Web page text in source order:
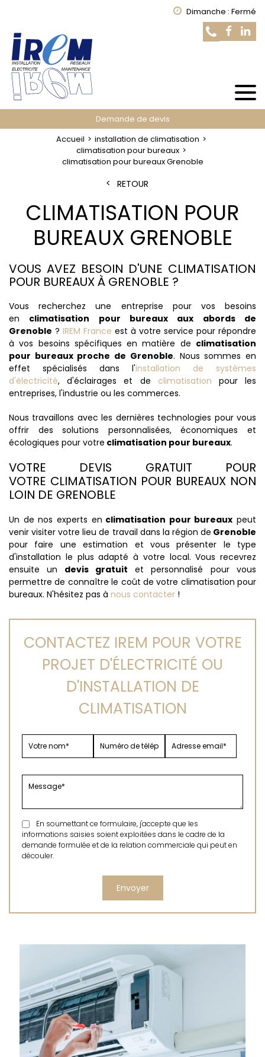
Dimanche : Fermé
Demande de devis
Accueil
installation de climatisation
climatisation pour bureaux
climatisation pour bureaux Grenoble
RETOUR
CLIMATISATION POUR
BUREAUX GRENOBLE
VOUS AVEZ BESOIN D'UNE CLIMATISATION
POUR BUREAUX À GRENOBLE ?
Vous recherchez une entreprise pour vos besoins
en climatisation pour bureaux aux abords de
Grenoble ? IREM France est à votre service pour répondre
à vos besoins spécifiques en matière de climatisation
pour bureaux proche de Grenoble. Nous sommes en
effet spécialisés dans l'installation de systèmes
d'électricité, d'éclairages et de climatisation pour les
entreprises, l'industrie ou les commerces.
Nous travaillons avec les dernières technologies pour vous
offrir des solutions personnalisées, économiques et
écologiques pour votre climatisation pour bureaux.
VOTRE DEVIS GRATUIT POUR
VOTRE CLIMATISATION POUR BUREAUX NON
LOIN DE GRENOBLE
Un de nos experts en climatisation pour bureaux peut
venir visiter votre lieu de travail dans la région de Grenoble
pour faire une estimation et vous présenter le type
d'installation le plus adapté à votre local. Vous recevrez
ensuite un devis gratuit et personnalisé pour vous
permettre de connaître le coût de votre climatisation pour
bureaux. N'hésitez pas à nous contacter !
CONTACTEZ IREM POUR VOTRE
PROJET D'ÉLECTRICITÉ OU
D'INSTALLATION DE
CLIMATISATION
En soumettant ce formulaire, j'accepte que les
informations saisies soient exploitées dans le cadre de la
demande formulée et de la relation commerciale qui peut en
découler.